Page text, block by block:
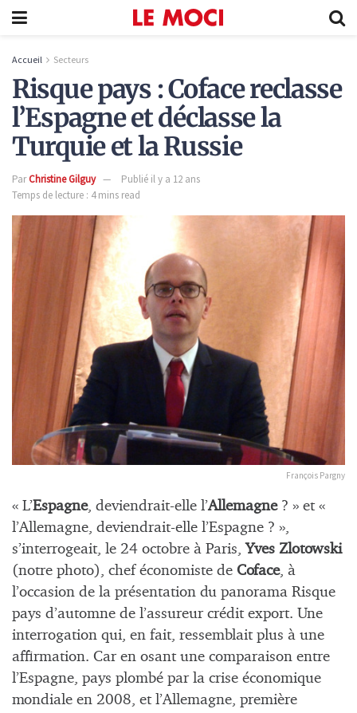
Accueil Secteurs
Risque pays : Coface reclasse
l’Espagne et déclasse la
Turquie et la Russie
ParChristine Gilguy
Publié il y a 12 ans
Temps de lecture : 4 mins read
François Pargny
« L’Espagne, deviendrait-elle l’Allemagne? » et «
l’Allemagne, deviendrait-elle l’Espagne ? »,
s’interrogeait, le 24 octobre à Paris, Yves Zlotowski
(notre photo), chef économiste de Coface, à
l’occasion de la présentation du panorama Risque
pays d’automne de l’assureur crédit export. Une
interrogation qui, en fait, ressemblait plus à une
affirmation. Car en osant une comparaison entre
l’Espagne, pays plombé par la crise économique
mondiale en 2008, et l’Allemagne, première